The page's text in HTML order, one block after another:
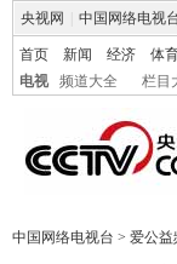
央视网 中国网络电视
首页 新闻 经济 体
电视
频道大全 栏目
中国网络电视台 > 爱公益